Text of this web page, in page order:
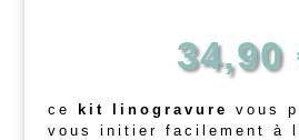
34,90
ce kit linogravure
vous
vous initier facilement à